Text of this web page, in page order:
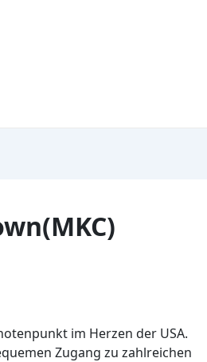
im Herzen der USA.
Zugang zu zahlreichen